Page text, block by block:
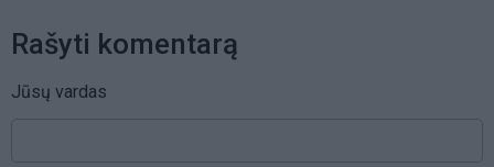
Rašyti komentarą
Jūsų vardas